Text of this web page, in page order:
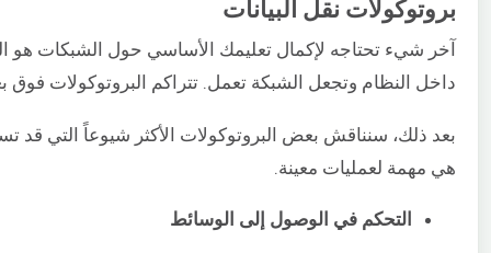
بروتوكولات نقل البيانات
آخر شيء تحتاجه لإكمال تعليمك الأساسي حول الشبكات هو
داخل النظام وتجعل الشبكة تعمل. تتراكم البروتوكولات فوق
بعد ذلك، سنناقش بعض البروتوكولات الأكثر شيوعاً التي قد
هي مهمة لعمليات معينة.
التحكم في الوصول إلى الوسائط